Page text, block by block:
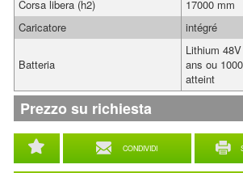
CONDIVIDI
Corsa libera (h2)
17000 mm
Caricatore
intégré
Batteria
Lithium
ans ou
atteint
Prezzo su richiesta